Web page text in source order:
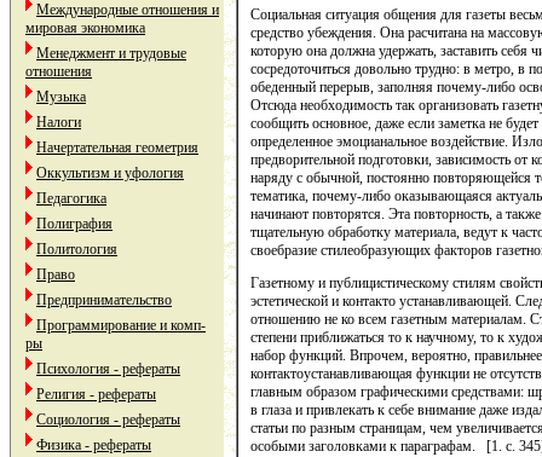
Международные отношения и
мировая экономика
Менеджмент и трудовые
отношения
Музыка
Налоги
Начертательная геометрия
Оккультизм и уфология
Педагогика
Полиграфия
Политология
Право
Предпринимательство
Программирование и комп-
ры
Психология - рефераты
Религия - рефераты
Социология - рефераты
Физика - рефераты
Социальная ситуация общения для газеты
средство убеждения. Она расчитана на
которую она должна удержать, заставить себя
сосредоточиться довольно трудно: в метро, в
обеденный перерыв, заполняя почему-либо
Отсюда необходимость так организовать
сообщить основное, даже если заметка не
определенное эмоцианальное воздействие.
предворительной подготовки, зависимость от
наряду с обычной, постоянно повторяющейся
тематика, почему-либо оказывающаяся
начинают повторятся. Эта повторность, а
тщательную обработку материала, ведут к
своебразие стилеобразующих факторов
Газетному и публицистическому стилям
эстетической и контакто устанавливающей.
отношению не ко всем газетным материалам.
степени приближаться то к научному, то к
набор функций. Впрочем, вероятно, правильнее
контактоустанавливающая функции не
главным образом графическими средствами:
в глаза и привлекать к себе внимание даже
статьи по разным страницам, чем
особыми заголовками к параграфам. [1. c.